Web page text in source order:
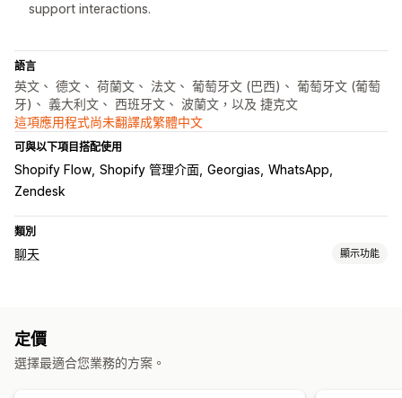
support interactions.
語言
英文、 德文、 荷蘭文、 法文、 葡萄牙文 (巴西)、 葡萄牙文 (葡萄
牙)、 義大利文、 西班牙文、 波蘭文，以及 捷克文
這項應用程式尚未翻譯成繁體中文
可與以下項目搭配使用
Shopify Flow Shopify 管理介面 Georgias WhatsApp
Zendesk
類別
聊天 顯示功能
即時翻譯
定價
選擇最適合您業務的方案。